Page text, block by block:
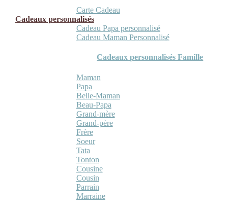
Carte Cadeau
Cadeaux personnalisés
Cadeau Papa personnalisé
Cadeau Maman Personnalisé
Cadeaux personnalisés Famille
Maman
Papa
Belle-Maman
Beau-Papa
Grand-mère
Grand-père
Frère
Soeur
Tata
Tonton
Cousine
Cousin
Parrain
Marraine